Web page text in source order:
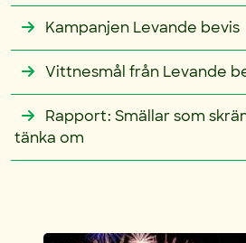
Kampanjen Levande bevis
Vittnesmål från Levande
Rapport: Smällar som
tänka om